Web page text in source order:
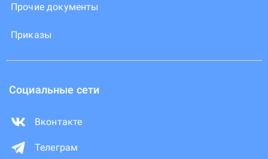
Прочие документы
Приказы
Социальные сети
Вконтакте
Телеграм